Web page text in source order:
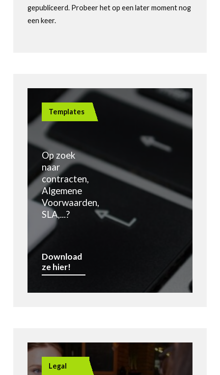
gepubliceerd. Probeer het op een later moment nog
een keer.
Templates
Op zoek
naar
contracten,
Algemene
Voorwaarden,
SLA,...?
Download
ze hier!
Legal